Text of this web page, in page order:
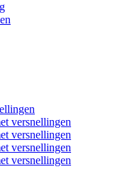
versnellingen
versnellingen
versnellingen
versnellingen